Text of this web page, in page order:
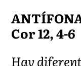
Cor 12, 4-6
Hay